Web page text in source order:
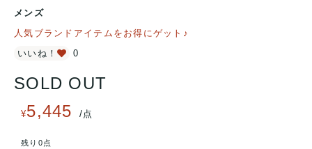
メンズ
人気ブランドアイテムをお得にゲット♪
いいね！
0
SOLD OUT
¥5,445 /点
残り0点